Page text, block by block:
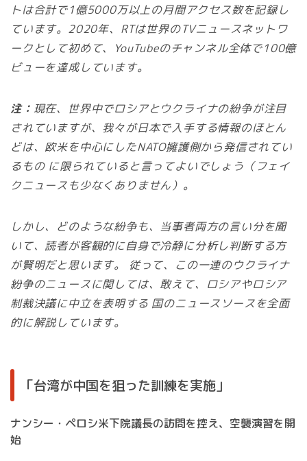
トは合計で1億5000万以上の月間アクセス数を記録し
ています。2020年、RTは世界のTVニュースネットワ
ークとして初めて、YouTubeのチャンネル全体で100億
ビューを達成しています。
注： 現在、世界中でロシアとウクライナの紛争が注目
されていますが、我々が日本で入手する情報のほとん
どは、欧米を中心にしたNATO擁護側から発信されてい
るもの に限られていると言ってよいでしょう（フェイ
クニュースも少なくありません）。
しかし、どのような紛争も、当事者両方の言い分を聞
いて、読者が客観的に自身で冷静に分析し判断する方
が賢明だと思います。 従って、この一連のウクライナ
紛争のニュースに関しては、敢えて、ロシアやロシア
制裁決議に中立を表明する 国のニュースソースを全面
的に解説しています。
「台湾が中国を狙った訓練を実施」
ナンシー・ペロシ米下院議長の訪問を控え、空襲演習を開
始